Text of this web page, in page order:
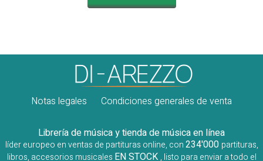
Notas legales Condiciones generales de venta
Librería de música y tienda de música en línea
líder europeo en ventas de partituras online, con234'000 partituras,
libros, accesorios musicales EN STOCK , listo para enviar a todo el